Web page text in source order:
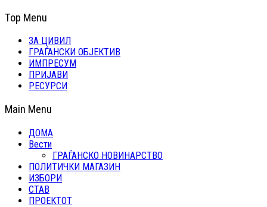
Top Menu
ЗА ЦИВИЛ
ГРАЃАНСКИ ОБЈЕКТИВ
ИМПРЕСУМ
ПРИЈАВИ
РЕСУРСИ
Main Menu
ДОМА
Вести
ГРАЃАНСКО НОВИНАРСТВО
ПОЛИТИЧКИ МАГАЗИН
ИЗБОРИ
СТАВ
ПРОЕКТОТ